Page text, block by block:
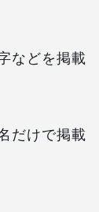
などを掲載
だけで掲載